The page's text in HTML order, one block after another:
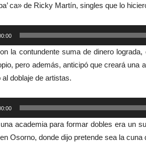
ca» de Ricky Martín, singles que lo
la contundente suma de dinero
pero además, anticipó que creará una
al doblaje de artistas.
academia para formar dobles era un
Osorno, donde dijo pretende sea la cuna